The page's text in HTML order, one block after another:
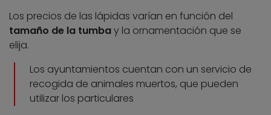
Los precios de las lápidas varían en función del
tamaño de la tumbay la ornamentación que se
elija.
Los ayuntamientos cuentan con un servicio de
recogida de animales muertos, que pueden
utilizar los particulares